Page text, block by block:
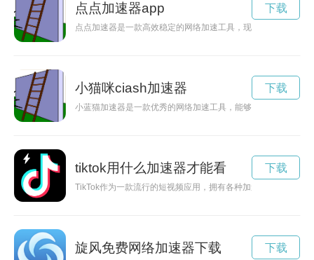
点点加速器app
点点加速器是一款高效稳定的网络加速工具，现已实现永久免
下载
小猫咪ciash加速器
小蓝猫加速器是一款优秀的网络加速工具，能够帮助用户在网
下载
tiktok用什么加速器才能看
TikTok作为一款流行的短视频应用，拥有各种加速功能，帮助用
下载
旋风免费网络加速器下载 下载